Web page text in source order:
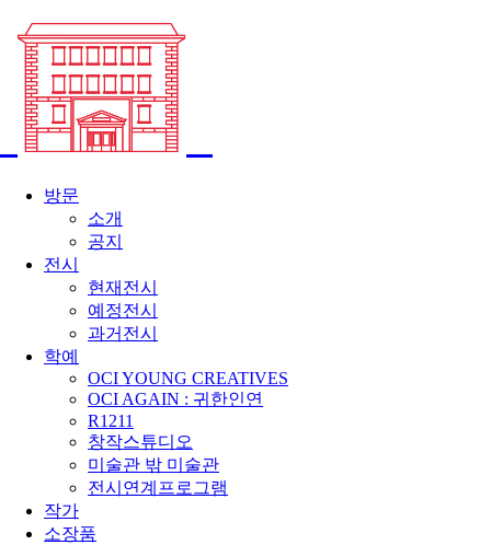
방문
소개
공지
전시
현재전시
예정전시
과거전시
학예
OCI YOUNG CREATIVES
OCI AGAIN : 귀한인연
R1211
창작스튜디오
미술관 밖 미술관
전시연계프로그램
작가
소장품